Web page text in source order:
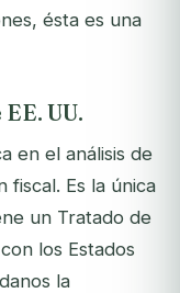
ésta es una
UU.
en el análisis de
fiscal. Es la única
un Tratado de
los Estados
la